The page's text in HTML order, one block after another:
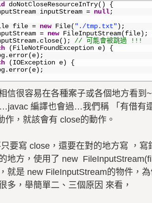
doNotCloseResourceInTry( )
{
inputStream = null;
file = new File( "./tmp.txt") ;
= new FileInputStream(file) ;
. close( ) ;
// 可能會被跳過 !!!
(FileNotFoundException e)
{
. error(e) ;
(IOException e)
{
. error(e) ;
信很容易在各種案子或各個地方看到~
編譯也會過…我們稱 「有借有還
作，就該會有 close的動作。
要寫 close，還要在對的地方寫 ，寫
地方，使用了 new
就是 new FileInputStream的物件，
多，舉簡單二、三個原因 來看，